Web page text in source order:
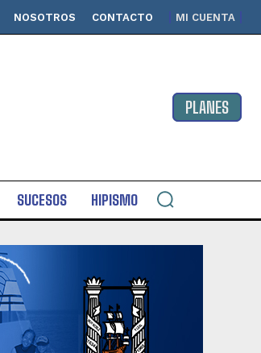
NOSOTROS CONTACTO MI CUENTA
PLANES
SUCESOS HIPISMO